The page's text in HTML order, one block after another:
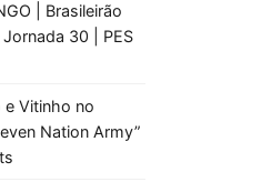
| Brasileirão
Jornada 30 | PES
e Vitinho no
Nation Army”